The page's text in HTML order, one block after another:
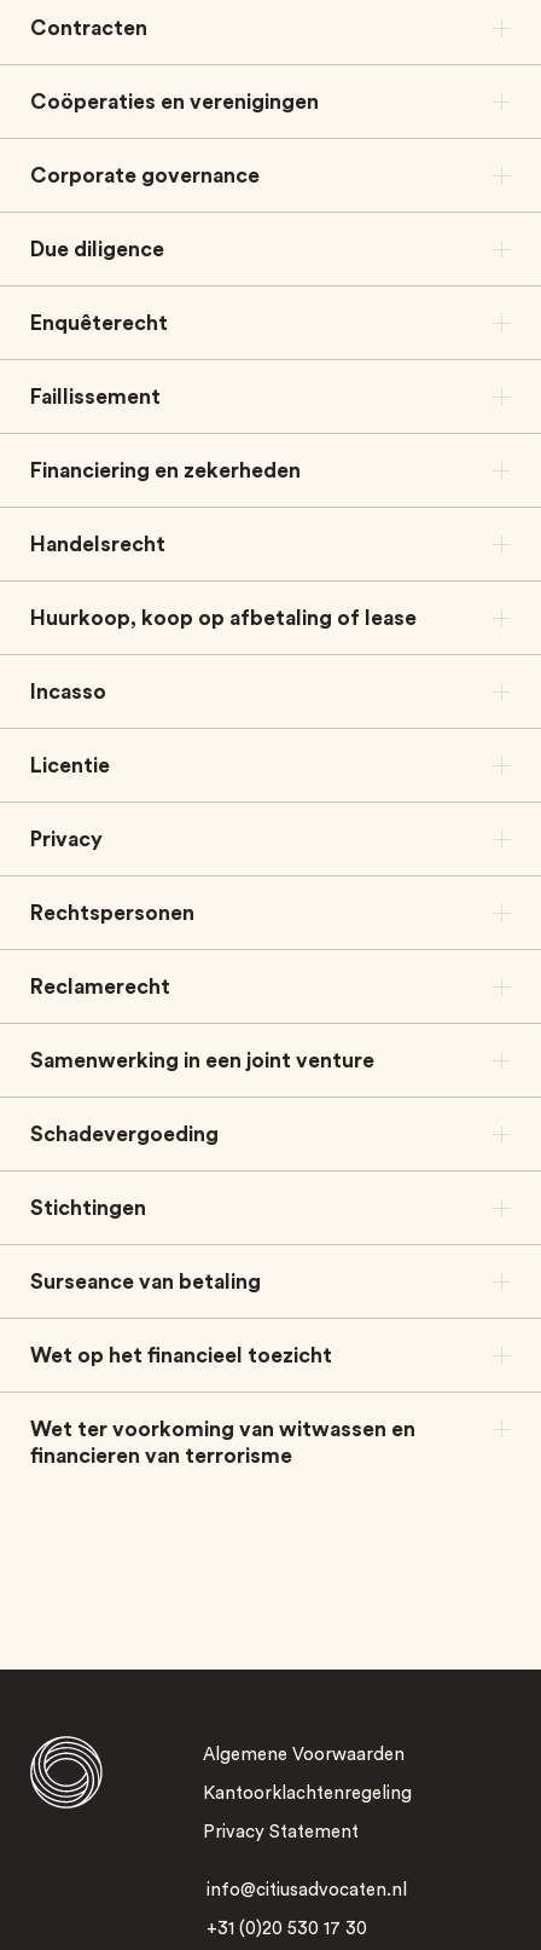
Contracten
Coöperaties en verenigingen
Corporate governance
Due diligence
Enquêterecht
Faillissement
Financiering en zekerheden
Handelsrecht
Huurkoop, koop op afbetaling of lease
Incasso
Licentie
Privacy
Rechtspersonen
Reclamerecht
Samenwerking in een joint venture
Schadevergoeding
Stichtingen
Surseance van betaling
Wet op het financieel toezicht
Wet ter voorkoming van witwassen en
financieren van terrorisme
Algemene Voorwaarden
Kantoorklachtenregeling
Privacy Statement
info@citiusadvocaten.nl
+31 (0)20 530 17 30